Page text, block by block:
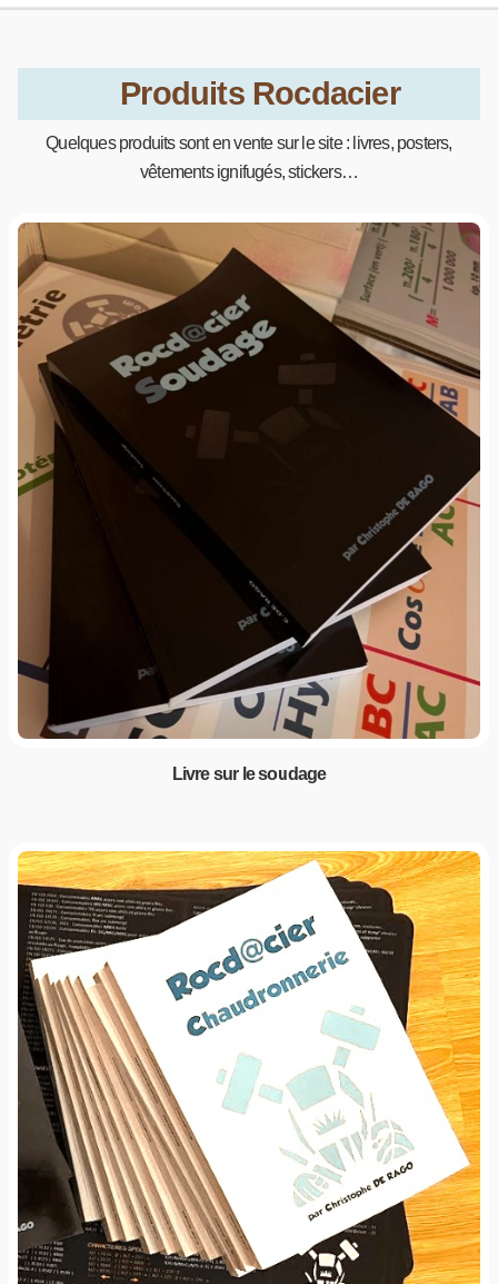
Produits Rocdacier
Quelques produits sont en vente sur le site : livres, posters,
vêtements ignifugés, stickers…
Livre sur le soudage